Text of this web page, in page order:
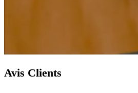
Avis Clients